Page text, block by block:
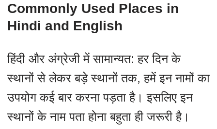
Commonly Used Places in
Hindi and English
हिंदी और अंग्रेजी में सामान्यत: हर दिन के
स्थानों से लेकर बड़े स्थानों तक, हमें इन नामों का
उपयोग कई बार करना पड़ता है। इसलिए इन
स्थानों के नाम पता होना बहुता ही जरूरी है।